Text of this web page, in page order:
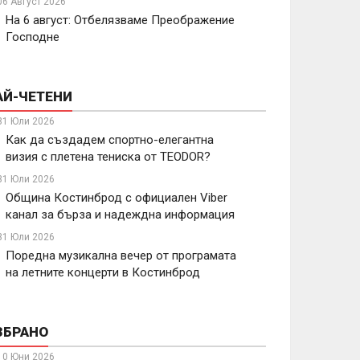
На 6 август: Отбелязваме Преображение
Господне
ЧЕТЕНИ
Юли 2026
Как да създадем спортно-елегантна
визия с плетена тениска от TEODOR?
Юли 2026
Община Костинброд с официален Viber
канал за бърза и надеждна информация
Юли 2026
Поредна музикална вечер от програмата
на летните концерти в Костинброд
Юни 2026